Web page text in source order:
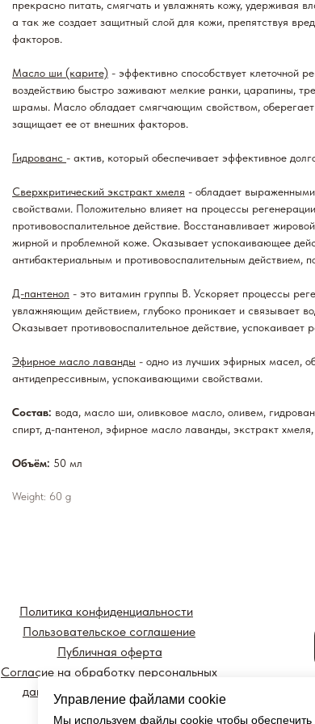
прекрасно питать, смягчать и увлажнять кожу, удерживая
а так же создает защитный слой для кожи, препятствуя
факторов.
Масло ши (карите) - эффективно способствует клеточной
воздействию быстро заживают мелкие ранки, царапины,
шрамы. Масло обладает смягчающим свойством, оберегает
защищает ее от внешних факторов.
Гидрованс - актив, который обеспечивает эффективное
Сверхкритический экстракт хмеля - обладает
свойствами. Положительно влияет на процессы
противовоспалительное действие. Восстанавливает
жирной и проблемной коже. Оказывает успокаивающее
антибактериальным и противовоспалительным действием,
Д-пантенол - это витамин группы В. Ускоряет процессы
увлажняющим действием, глубоко проникает и связывает
Оказывает противовоспалительное действие, успокаивает
Эфирное масло лаванды - одно из лучших эфирных масел,
антидепрессивным, успокаивающими свойствами.
Состав: вода, масло ши, оливковое масло, оливем,
спирт, д-пантенол, эфирное масло лаванды, экстракт хмеля,
Объём: 50 мл
Weight: 60 g
Управление файлами cookie
Мы используем файлы cookie чтобы
Политика конфиденциальности
Публичная оферта
Согласие на обработку персональных
данных и получение рекламной
информации
Пользовательское соглашение